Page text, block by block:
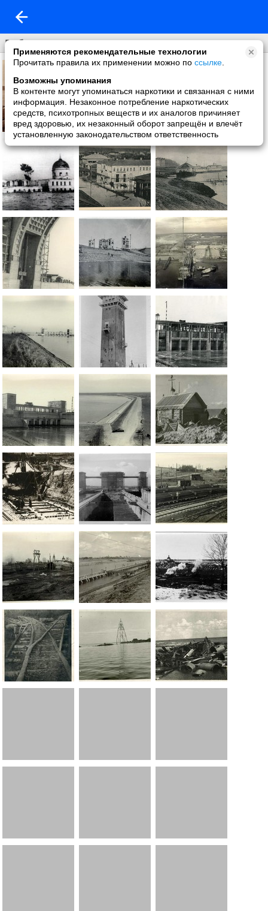
Применяются рекомендательные технологии
Прочитать правила их применении можно по ссылке
Возможны упоминания
В контенте могут упоминаться наркотики и связанная с ними
информация. Незаконное потребление наркотических
средств, психотропных веществ и их аналогов причиняет
вред здоровью, их незаконный оборот запрещён и влечёт
установленную законодательством ответственность
Рыбинск